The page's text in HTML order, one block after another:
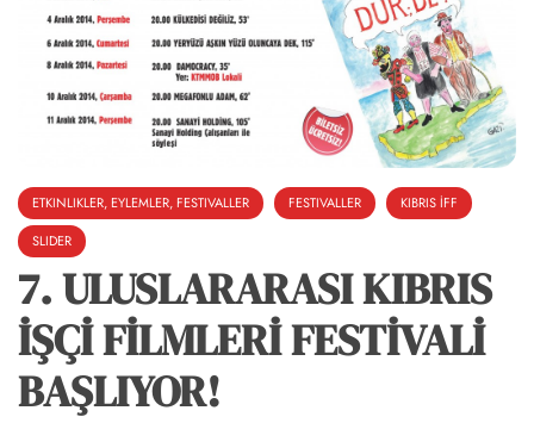
ETKINLIKLER, EYLEMLER, FESTIVALLER FESTIVALLER
KIBRIS İFF
SLIDER
7. ULUSLARARASI KIBRIS
İŞÇİ FİLMLERİ FESTİVALİ
BAŞLIYOR!